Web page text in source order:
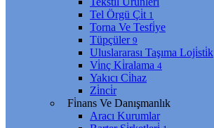
Tel Örgü Çi̇t 1
Torna Ve Tesfi̇ye
Tüpçüler 9
Uluslararası Taşıma Loji̇sti̇k
Vi̇nç Ki̇ralama 4
Yakıcı Ci̇haz
Zi̇nci̇r
Fi̇nans Ve Danışmanlık
Aracı Kurumlar